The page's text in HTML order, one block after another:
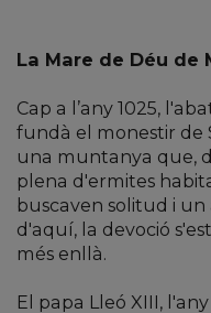
La Mare de Déu de
Cap a l’any 1025,
fundà el monestir de
una muntanya que,
plena d'ermites
buscaven solitud i
d'aquí, la devoció
més enllà.
El papa Lleó XIII,